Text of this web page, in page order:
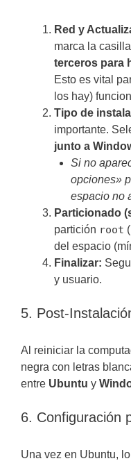
Red y
marca la casilla
terceros para
Esto es vital
los hay)
Tipo de
importante.
junto a
Si no
opciones»
espacio no
Particionado
partición root
del espacio
Finalizar:
y usuario.
5. Post-
Al reiniciar la
negra con letras
entre Ubuntu y
6. Configuración
Una vez en Ubuntu,